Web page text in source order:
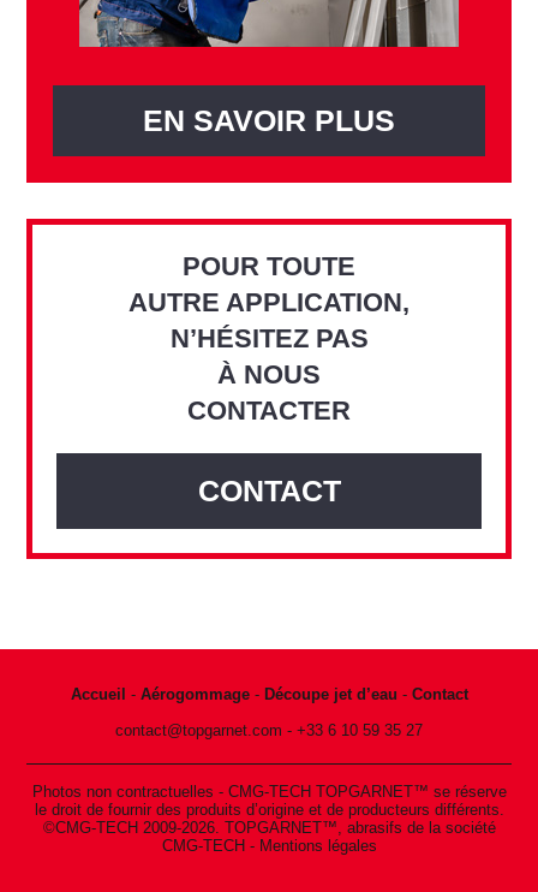
EN SAVOIR PLUS
POUR TOUTE
AUTRE APPLICATION,
N’HÉSITEZ PAS
À NOUS
CONTACTER
CONTACT
Accueil - Aérogommage - Découpe jet d’eau - Contact
contact@topgarnet.com - +33 6 10 59 35 27
Photos non contractuelles - CMG-TECH TOPGARNET™ se réserve
le droit de fournir des produits d’origine et de producteurs différents.
©CMG-TECH 2009-2026. TOPGARNET™, abrasifs de la société
CMG-TECH - Mentions légales